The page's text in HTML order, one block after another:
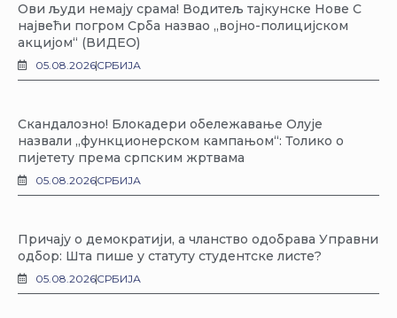
Ови људи немају срама! Водитељ тајкунске Нове С
највећи погром Срба назвао „војно-полицијском
акцијом“ (ВИДЕО)
05.08.2026СРБИЈА
Скандалозно! Блокадери обележавање Олује
назвали „функционерском кампањом“: Толико о
пијетету према српским жртвама
05.08.2026СРБИЈА
Причају о демократији, а чланство одобрава Управни
одбор: Шта пише у статуту студентске листе?
05.08.2026СРБИЈА